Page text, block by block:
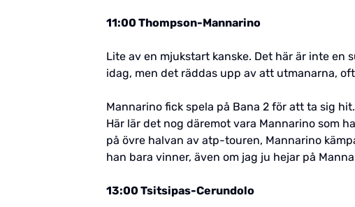
11:00 Thompson-Mannarino
Lite av en mjukstart kanske. Det här är inte
idag, men det räddas upp av att utmanarna,
Mannarino fick spela på Bana 2 för att ta sig
Här lär det nog däremot vara Mannarino som
på övre halvan av atp-touren, Mannarino
han bara vinner, även om jag ju hejar på
13:00 Tsitsipas-Cerundolo